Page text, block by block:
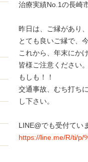
治療実績No.1の長崎
昨日は、ご縁があり
とても良いご縁で、
これから、年末にか
皆様ご注意ください
もしも！！
交通事故、むち打ち
し下さい。
LINE@でも受付てい
https://line.me/R/ti/p/